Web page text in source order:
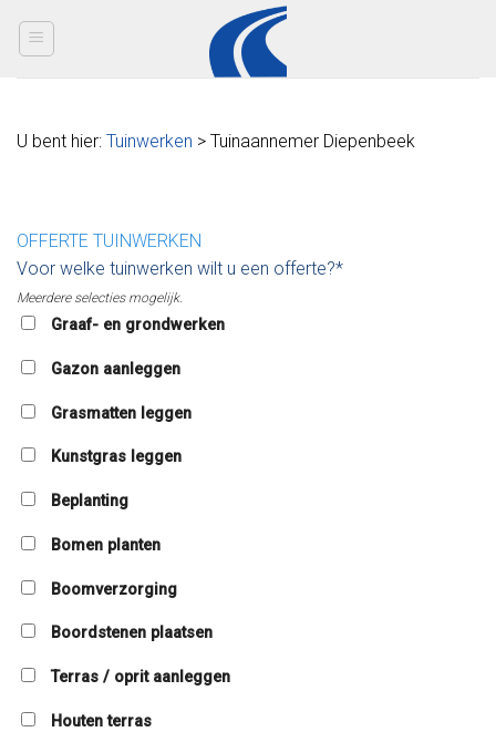
U bent hier: Tuinwerken > Tuinaannemer Diepenbeek
OFFERTE TUINWERKEN
Voor welke tuinwerken wilt u een offerte?*
Meerdere selecties mogelijk.
Graaf- en grondwerken
Gazon aanleggen
Grasmatten leggen
Kunstgras leggen
Beplanting
Bomen planten
Boomverzorging
Boordstenen plaatsen
Terras / oprit aanleggen
Houten terras